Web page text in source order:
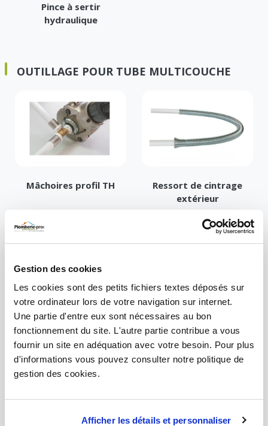
Gestion des cookies
Les cookies sont des petits fichiers textes déposés sur
votre ordinateur lors de votre navigation sur internet.
Une partie d'entre eux sont nécessaires au bon
fonctionnement du site. L'autre partie contribue a vous
fournir un site en adéquation avec votre besoin. Pour plus
d'informations vous pouvez consulter notre politique de
gestion des cookies.
Afficher les détails et personnaliser
Pince à sertir
hydraulique
OUTILLAGE POUR TUBE MULTICOUCHE
Mâchoires profil TH
Ressort de cintrage
extérieur
Arbalète pour tube
Pince coupe tube